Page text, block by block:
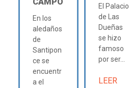
En los
aledaños
de
Santipon
ce se
encuentr
a el
El Palacio
de Las
Dueñas
se hizo
famoso
por ser...
LEER